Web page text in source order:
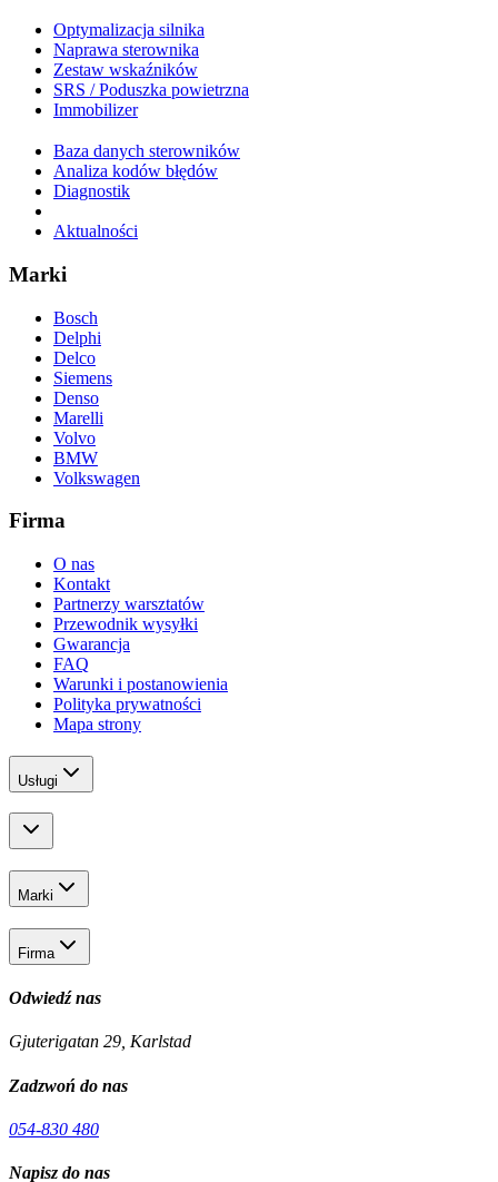
Optymalizacja silnika
Naprawa sterownika
Zestaw wskaźników
SRS / Poduszka powietrzna
Immobilizer
Baza danych sterowników
Analiza kodów błędów
Diagnostik
Aktualności
Marki
Bosch
Delphi
Delco
Siemens
Denso
Marelli
Volvo
BMW
Volkswagen
Firma
O nas
Kontakt
Partnerzy warsztatów
Przewodnik wysyłki
Gwarancja
FAQ
Warunki i postanowienia
Polityka prywatności
Mapa strony
Usługi
Marki
Firma
Odwiedź nas
Gjuterigatan 29, Karlstad
Zadzwoń do nas
054-830 480
Napisz do nas